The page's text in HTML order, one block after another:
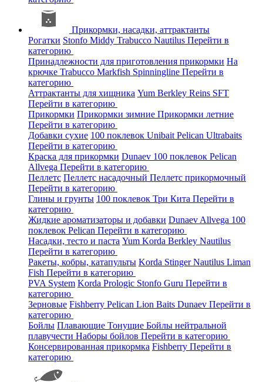
Прикормки, насадки, аттрактанты
Рогатки Stonfo Middy Trabucco Nautilus Перейти в
категорию
Принадлежности для приготовления прикормки На
крючке Trabucco Markfish Spinningline Перейти в
категорию
Аттрактанты для хищника Yum Berkley Reins SFT
Перейти в категорию
Прикормки Прикормки зимние Прикормки летние
Перейти в категорию
Добавки сухие 100 поклевок Unibait Pelican Ultrabaits
Перейти в категорию
Краска для прикормки Dunaev 100 поклевок Pelican
Allvega Перейти в категорию
Пеллетс Пеллетс насадочный Пеллетс прикормочный
Перейти в категорию
Глины и грунты 100 поклевок Три Кита Перейти в
категорию
Жидкие ароматизаторы и добавки Dunaev Allvega 100
поклевок Pelican Перейти в категорию
Насадки, тесто и паста Yum Korda Berkley Nautilus
Перейти в категорию
Ракеты, кобры, катапульты Korda StingerNautilus Liman
Fish Перейти в категорию
PVA System Korda Prologic Stonfo Guru Перейти в
категорию
Зерновые Fishberry Pelican Lion Baits Dunaev Перейти в
категорию
Бойлы Плавающие Тонущие Бойлы нейтральной
плавучести Наборы бойлов Перейти в категорию
Консервированная прикормка Fishberry Перейти в
категорию